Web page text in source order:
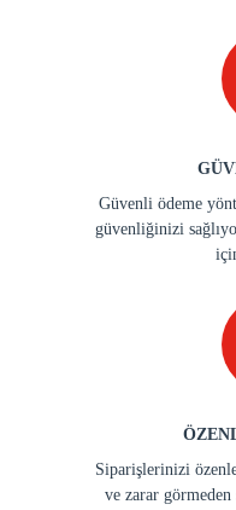
Güvenli ödeme
güvenliğinizi
Siparişlerinizi
ve zarar görmeden